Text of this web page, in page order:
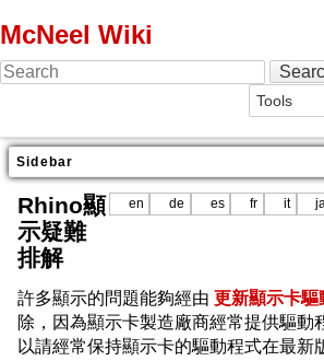
McNeel Wiki
Sidebar
en de es fr it
Rhino顯
示疑難
排解
許多顯示的問題能夠經由 更新顯示卡驅
除，因為顯示卡製造廠商經常提供驅動
以請經常保持顯示卡的驅動程式在最新